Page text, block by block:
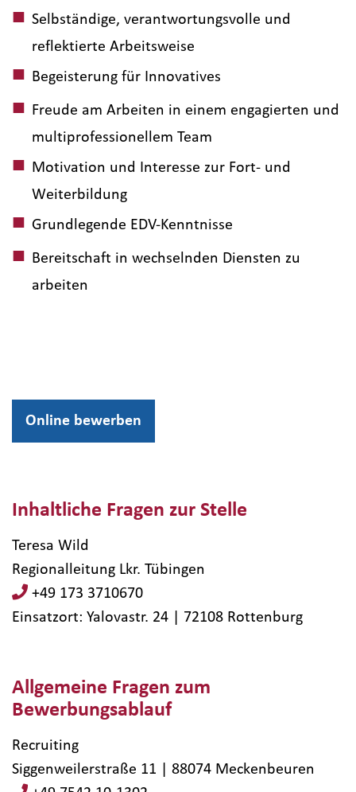
Selbständige, verantwortungsvolle und
reflektierte Arbeitsweise
Begeisterung für Innovatives
Freude am Arbeiten in einem engagierten und
multiprofessionellem Team
Motivation und Interesse zur Fort- und
Weiterbildung
Grundlegende EDV-Kenntnisse
Bereitschaft in wechselnden Diensten zu
arbeiten
Inhaltliche Fragen zur Stelle
Teresa Wild
Regionalleitung Lkr. Tübingen
+49 173 3710670
Einsatzort: Yalovastr. 24 | 72108​ Rottenburg
Allgemeine Fragen zum
Bewerbungsablauf
Recruiting
Siggenweilerstraße 11 | 88074 Meckenbeuren
Online bewerben